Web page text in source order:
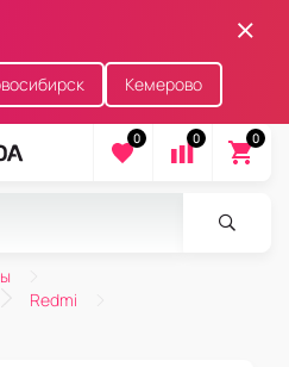
Кемерово
0 0 0
Redmi